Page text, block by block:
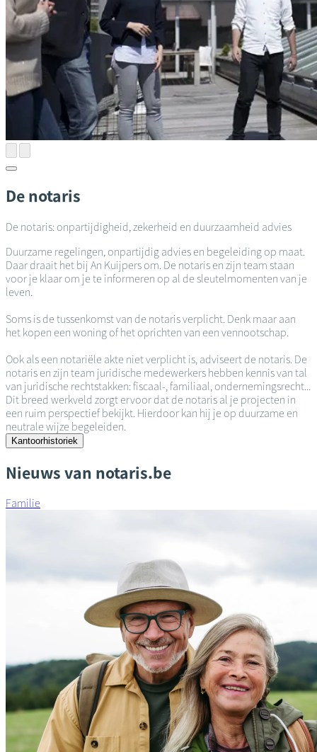
De notaris
De notaris: onpartijdigheid, zekerheid en duurzaamheid advies
Duurzame regelingen, onpartijdig advies en begeleiding op maat.
Daar draait het bij An Kuijpers om. De notaris en zijn team staan
voor je klaar om je te informeren op al de sleutelmomenten van je
leven.
Soms is de tussenkomst van de notaris verplicht. Denk maar aan
het kopen een woning of het oprichten van een vennootschap.
Ook als een notariële akte niet verplicht is, adviseert de notaris. De
notaris en zijn team juridische medewerkers hebben kennis van tal
van juridische rechtstakken: fiscaal-, familiaal, ondernemingsrecht...
Dit breed werkveld zorgt ervoor dat de notaris al je projecten in
een ruim perspectief bekijkt. Hierdoor kan hij je op duurzame en
neutrale wijze begeleiden.
Kantoorhistoriek
Nieuws van notaris.be
Familie